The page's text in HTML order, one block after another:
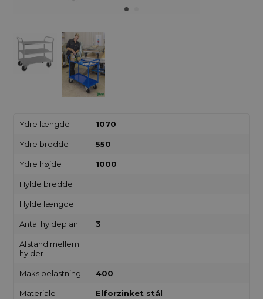
Ydre længde 1070
Ydre bredde 550
Ydre højde 1000
Hylde bredde
Hylde længde
Antal hyldeplan 3
Afstand mellem
hylder
Maks belastning 400
Materiale Elforzinket stål